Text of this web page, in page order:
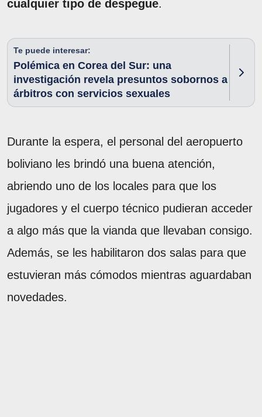
cualquier tipo de despegue.
Te puede interesar:
Polémica en Corea del Sur: una
investigación revela presuntos sobornos a
árbitros con servicios sexuales
Durante la espera, el personal del aeropuerto
boliviano les brindó una buena atención,
abriendo uno de los locales para que los
jugadores y el cuerpo técnico pudieran acceder
a algo más que la vianda que llevaban consigo.
Además, se les habilitaron dos salas para que
estuvieran más cómodos mientras aguardaban
novedades.